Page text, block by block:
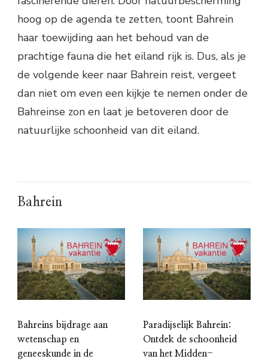
hoog op de agenda te zetten, toont Bahrein
haar toewijding aan het behoud van de
prachtige fauna die het eiland rijk is. Dus, als je
de volgende keer naar Bahrein reist, vergeet
dan niet om even een kijkje te nemen onder de
Bahreinse zon en laat je betoveren door de
natuurlijke schoonheid van dit eiland.
Bahrein
Bahreins bijdrage aan
wetenschap en
geneeskunde in de
Paradijselijk Bahrein:
Ontdek de schoonheid
van het Midden-